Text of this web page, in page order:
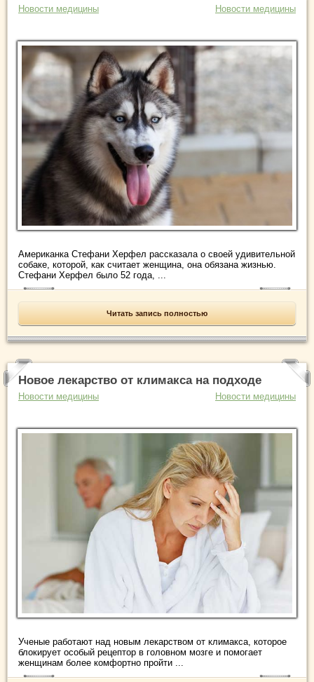
Новости медицины Новости медицины
Американка Стефани Херфел рассказала о своей удивительной
собаке, которой, как считает женщина, она обязана жизнью.
Стефани Херфел было 52 года, ...
Читать запись полностью
Новое лекарство от климакса на подходе
Новости медицины Новости медицины
Ученые работают над новым лекарством от климакса, которое
блокирует особый рецептор в головном мозге и помогает
женщинам более комфортно пройти ...